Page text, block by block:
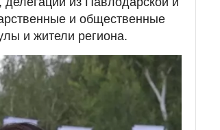
и общественные
и жители региона.